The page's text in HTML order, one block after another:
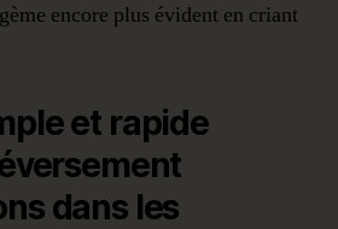
encore plus évident en criant
et rapide
dans les